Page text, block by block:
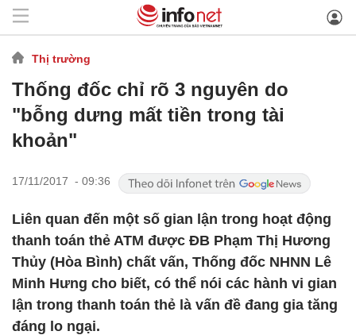
Thị trường
Thống đốc chỉ rõ 3 nguyên do
"bỗng dưng mất tiền trong tài
khoản"
17/11/2017 - 09:36
Liên quan đến một số gian lận trong hoạt động
thanh toán thẻ ATM được ĐB Phạm Thị Hương
Thủy (Hòa Bình) chất vấn, Thống đốc NHNN Lê
Minh Hưng cho biết, có thể nói các hành vi gian
lận trong thanh toán thẻ là vấn đề đang gia tăng
đáng lo ngại.